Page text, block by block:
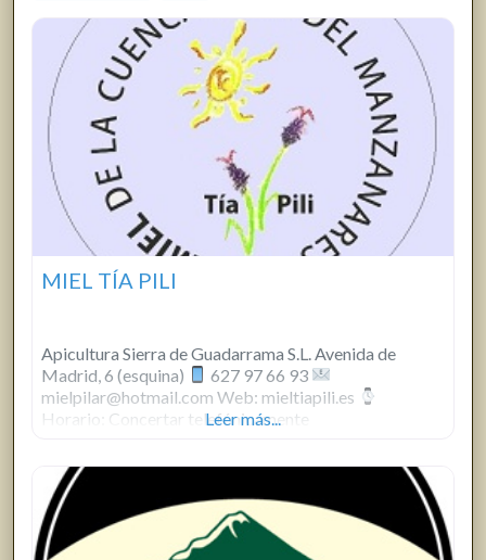
MIEL TÍA PILI
Apicultura Sierra de Guadarrama S.L. Avenida de
Madrid, 6 (esquina)
627 97 66 93
mielpilar@hotmail.com Web: mieltiapili.es
Horario: Concertar telefónicamente
Leer más...